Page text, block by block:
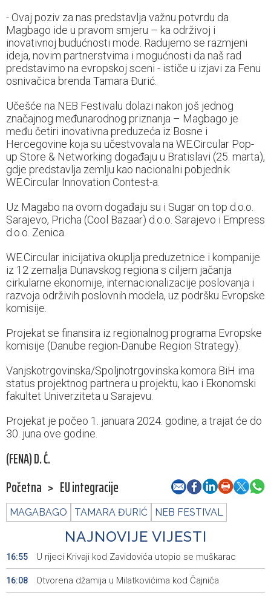
- Ovaj poziv za nas predstavlja važnu potvrdu da
Magbago ide u pravom smjeru – ka održivoj i
inovativnoj budućnosti mode. Radujemo se razmjeni
ideja, novim partnerstvima i mogućnosti da naš rad
predstavimo na evropskoj sceni - ističe u izjavi za Fenu
osnivačica brenda Tamara Đurić.
Učešće na NEB Festivalu dolazi nakon još jednog
značajnog međunarodnog priznanja – Magbago je
među četiri inovativna preduzeća iz Bosne i
Hercegovine koja su učestvovala na WE.Circular Pop-
up Store & Networking događaju u Bratislavi (25. marta),
gdje predstavlja zemlju kao nacionalni pobjednik
WE.Circular Innovation Contest-a.
Uz Magabo na ovom događaju su i Sugar on top d.o.o.
Sarajevo, Pricha (Cool Bazaar) d.o.o. Sarajevo i Empress
d.o.o. Zenica.
WE.Circular inicijativa okuplja preduzetnice i kompanije
iz 12 zemalja Dunavskog regiona s ciljem jačanja
cirkularne ekonomije, internacionalizacije poslovanja i
razvoja održivih poslovnih modela, uz podršku Evropske
komisije.
Projekat se finansira iz regionalnog programa Evropske
komisije (Danube region-Danube Region Strategy).
Vanjskotrgovinska/Spoljnotrgovinska komora BiH ima
status projektnog partnera u projektu, kao i Ekonomski
fakultet Univerziteta u Sarajevu.
Projekat je počeo 1. januara 2024. godine, a trajat će do
30. juna ove godine.
(FENA) D. Ć.
Početna > EU integracije
MAGABAGO TAMARA ĐURIĆ NEB FESTIVAL
NAJNOVIJE VIJESTI
16:55 U rijeci Krivaji kod Zavidovića utopio se muškarac
16:08 Otvorena džamija u Milatkovićima kod Čajniča